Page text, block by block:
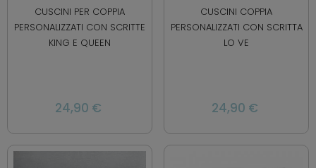
CUSCINI PER COPPIA
PERSONALIZZATI CON SCRITTE
KING E QUEEN
24,90 €
CUSCINI COPPIA
PERSONALIZZATI CON SCRITTA
LO VE
24,90 €